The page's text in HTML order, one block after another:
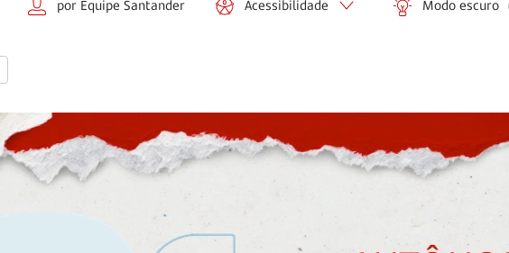
por Equipe Santander Acessibilidade Modo escuro